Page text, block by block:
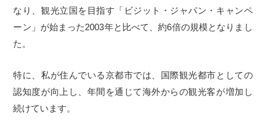
なり、観光立国を目指す「ビジット・ジャパン・キャンペ
ーン」が始まった2003年と比べて、約6倍の規模となりまし
た。
特に、私が住んでいる京都市では、国際観光都市としての
認知度が向上し、年間を通じて海外からの観光客が増加し
続けています。